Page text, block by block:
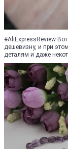
#AliExpressReview
дешевизну, и при
деталям и даже